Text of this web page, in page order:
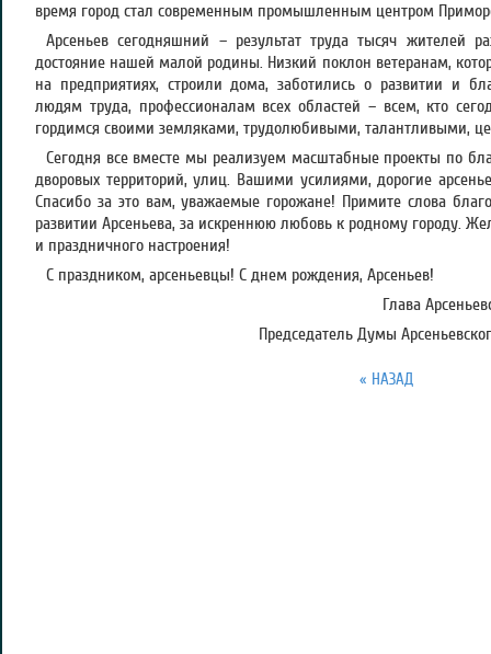
время город стал современным промышленным центром
Арсеньев сегодняшний – результат труда тысяч жителей
достояние нашей малой родины. Низкий поклон ветеранам,
на предприятиях, строили дома, заботились о развитии и
людям труда, профессионалам всех областей – всем, кто
гордимся своими земляками, трудолюбивыми, талантливыми,
Сегодня все вместе мы реализуем масштабные проекты по
дворовых территорий, улиц. Вашими усилиями, дорогие
Спасибо за это вам, уважаемые горожане! Примите слова
развитии Арсеньева, за искреннюю любовь к родному городу.
и праздничного настроения!
С праздником, арсеньевцы! С днем рождения, Арсеньев!
Глава
Председатель Думы
« НАЗАД